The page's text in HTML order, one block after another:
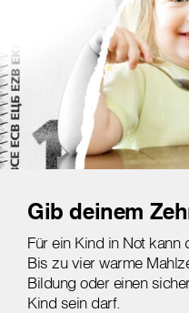
Gib deinem
Für ein Kind in Not kann
Bis zu vier warme
Bildung oder einen
Kind sein darf.